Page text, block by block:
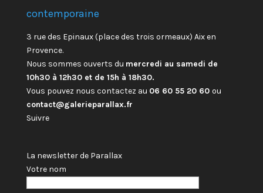
contemporaine
3 rue des Epinaux (place des trois ormeaux) Aix en
Provence.
Nous sommes ouverts du mercredi au samedi de
10h30 à 12h30 et de 15h à 18h30.
Vous pouvez nous contactez au 06 60 55 20 60 ou
contact@galerieparallax.fr
Suivre
La newsletter de Parallax
Votre nom